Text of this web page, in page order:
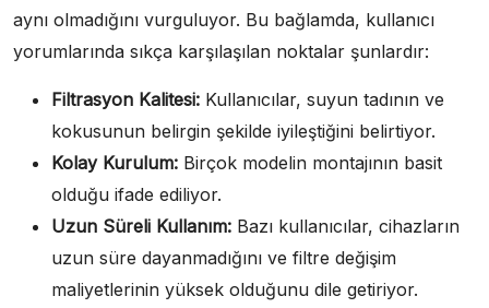
aynı olmadığını vurguluyor. Bu bağlamda, kullanıcı
yorumlarında sıkça karşılaşılan noktalar şunlardır:
Filtrasyon Kalitesi: Kullanıcılar, suyun tadının ve
kokusunun belirgin şekilde iyileştiğini belirtiyor.
Kolay Kurulum: Birçok modelin montajının basit
olduğu ifade ediliyor.
Uzun Süreli Kullanım: Bazı kullanıcılar, cihazların
uzun süre dayanmadığını ve filtre değişim
maliyetlerinin yüksek olduğunu dile getiriyor.